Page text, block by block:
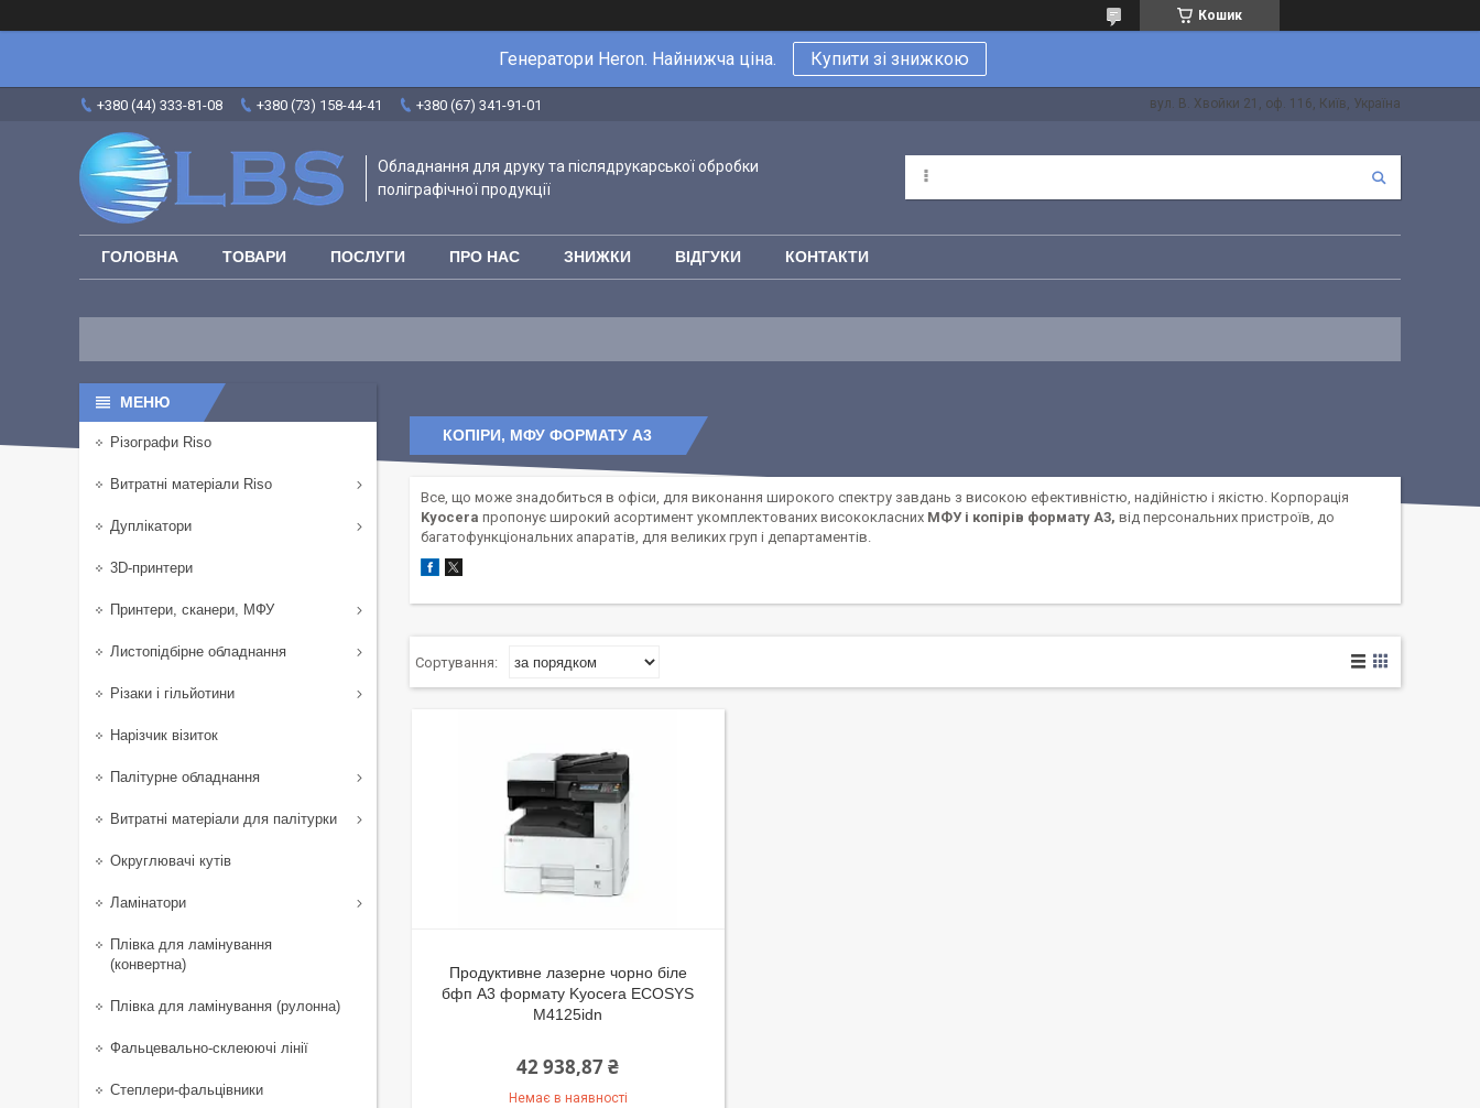
Кошик
Генератори Heron. Найнижча ціна. Купити зі знижкою
+380 (44) 333-81-08 +380 (73) 158-44-41 +380 (67) 341-91-01 вул. В. Хвойки 21, оф. 116, Київ, Україна
Обладнання для друку та післядрукарської обробки
поліграфічної продукції
ГОЛОВНА ТОВАРИ ПОСЛУГИ ПРО НАС ЗНИЖКИ ВІДГУКИ КОНТАКТИ
КОПІРИ, МФУ ФОРМАТУ А3
Все, що може знадобиться в офіси, для виконання широкого спектру завдань з високою ефективністю, надійністю і якістю. Корпорація
Kyocera пропонує широкий асортимент укомплектованих висококласних МФУ і копірів формату А3, від персональних пристроїв, до
багатофункціональних апаратів, для великих груп і департаментів.
Продуктивне лазерне чорно біле
бфп А3 формату Kyocera ECOSYS
M4125idn
42 938,87 ₴
Немає в наявності
Різографи Riso
Витратні матеріали Riso
Дуплікатори
3D-принтери
Принтери, сканери, МФУ
Листопідбірне обладнання
Різаки і гільйотини
Нарізчик візиток
Палітурне обладнання
Витратні матеріали для палітурки
Округлювачі кутів
Ламінатори
Плівка для ламінування
(конвертна)
Плівка для ламінування (рулонна)
Фальцевально-склеюючі лінії
Степлери-фальцівники